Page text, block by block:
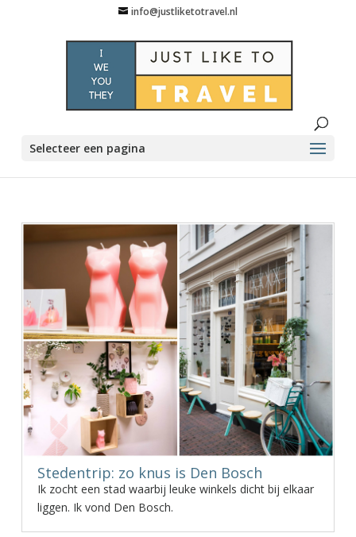
info@justliketotravel.nl
Selecteer een pagina
Stedentrip: zo knus is Den Bosch
Ik zocht een stad waarbij leuke winkels dicht bij elkaar
liggen. Ik vond Den Bosch.